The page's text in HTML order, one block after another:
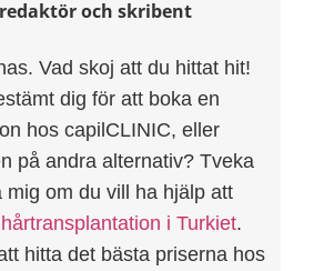
redaktör och skribent
Vad skoj att du hittat hit!
dig för att boka en
hos capilCLINIC, eller
på andra alternativ? Tveka
mig om du vill ha hjälp att
hårtransplantation i Turkiet.
hitta det bästa priserna hos